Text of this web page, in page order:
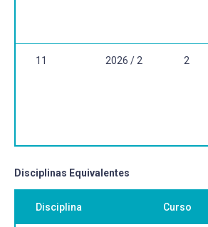
11 2026 / 2 2
Disciplinas Equivalentes
Disciplina Curso